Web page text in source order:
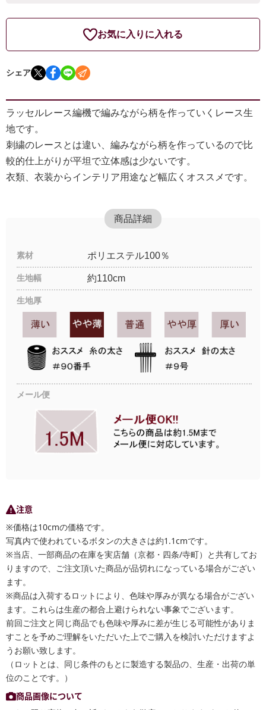
お気に入りに入れる
シェア
ラッセルレース編機で編みながら柄を作っていくレース生
地です。
刺繍のレースとは違い、編みながら柄を作っているので比
較的仕上がりが平坦で立体感は少ないです。
衣類、衣装からインテリア用途など幅広くオススメです。
商品詳細
素材 ポリエステル100％
生地幅 約110cm
生地厚
メール便
注意
※価格は10cmの価格です。
写真内で使われているボタンの大きさは約1.1cmです。
※当店、一部商品の在庫を実店舗（京都・四条/寺町）と共有してお
りますので、ご注文頂いた商品が品切れになっている場合がござい
ます。
※商品は入荷するロットにより、色味や厚みが異なる場合がござい
ます。これらは生産の都合上避けられない事象でございます。
前回ご注文と同じ商品でも色味や厚みに差が生じる可能性がありま
すことを予めご理解をいただいた上でご購入を検討いただけますよ
うお願い致します。
（ロットとは、同じ条件のもとに製造する製品の、生産・出荷の単
位のことです。）
商品画像について